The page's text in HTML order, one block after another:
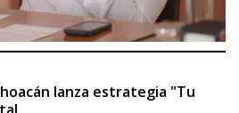
lanza estrategia "Tu